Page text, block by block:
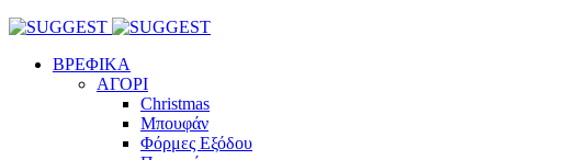
ΒΡΕΦΙΚΑ
ΑΓΟΡΙ
Christmas
Μπουφάν
Φόρμες Εξόδου